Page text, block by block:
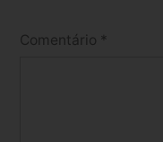
Comentário *